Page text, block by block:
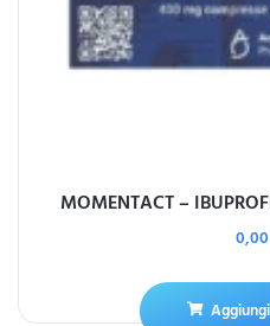
MOMENTACT –
0,00